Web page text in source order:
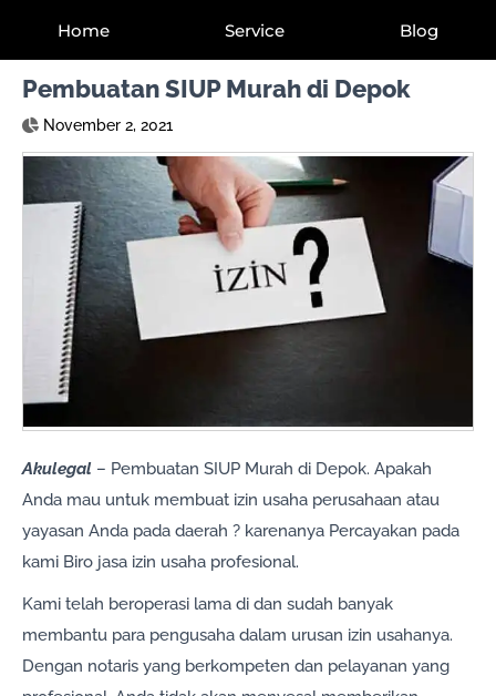
Home Service Blog
Pembuatan SIUP Murah di Depok
November 2, 2021
Akulegal – Pembuatan SIUP Murah di Depok. Apakah
Anda mau untuk membuat izin usaha perusahaan atau
yayasan Anda pada daerah ? karenanya Percayakan pada
kami Biro jasa izin usaha profesional.
Kami telah beroperasi lama di dan sudah banyak
membantu para pengusaha dalam urusan izin usahanya.
Dengan notaris yang berkompeten dan pelayanan yang